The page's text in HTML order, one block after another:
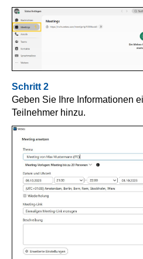
Schritt 2
Geben Sie Ihre Informationen
Teilnehmer hinzu.